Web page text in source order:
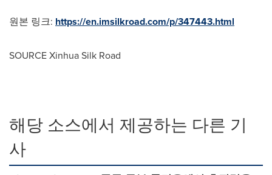
원본 링크: https://en.imsilkroad.com/p/347443.html
SOURCE Xinhua Silk Road
해당 소스에서 제공하는 다른 기
사